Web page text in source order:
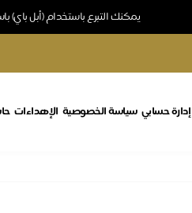
يمكنك التبرع باستخدام (أبل
إدارة حسابي سياسة الخصوصية الإهداءات